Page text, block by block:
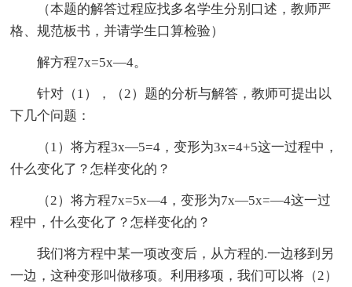
（本题的解答过程应找多名学生分别口述，教师严
格、规范板书，并请学生口算检验）
解方程7x=5x—4。
针对（1），（2）题的分析与解答，教师可提出以
下几个问题：
（1）将方程3x—5=4，变形为3x=4+5这一过程中，
什么变化了？怎样变化的？
（2）将方程7x=5x—4，变形为7x—5x=—4这一过
程中，什么变化了？怎样变化的？
我们将方程中某一项改变后，从方程的.一边移到另
一边，这种变形叫做移项。利用移项，我们可以将（2）